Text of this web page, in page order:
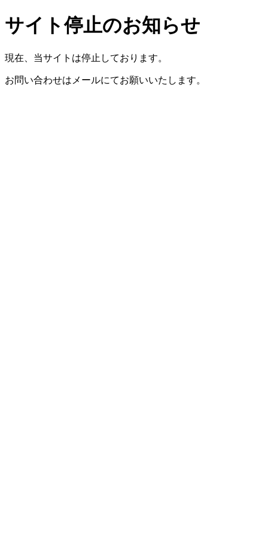
サイト停止のお知らせ
現在、当サイトは停止しております。
お問い合わせはメールにてお願いいたします。